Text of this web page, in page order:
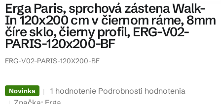
Erga Paris, sprchová zástena Walk-
In 120x200 cm v čiernom ráme, 8mm
číre sklo, čierny profil, ERG-V02-
PARIS-120x200-BF
ERG-V02-PARIS-120X200-BF
Novinka
Priemerné
1 hodnotenie Podrobnosti hodnotenia